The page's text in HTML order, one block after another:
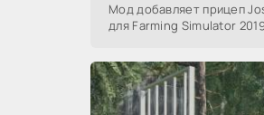
Мод добавляет прицеп
для Farming Simulator